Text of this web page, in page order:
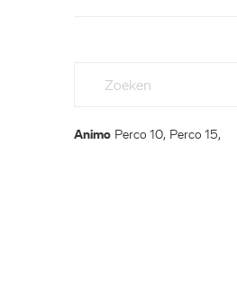
Animo Perco 10, Perco 15,